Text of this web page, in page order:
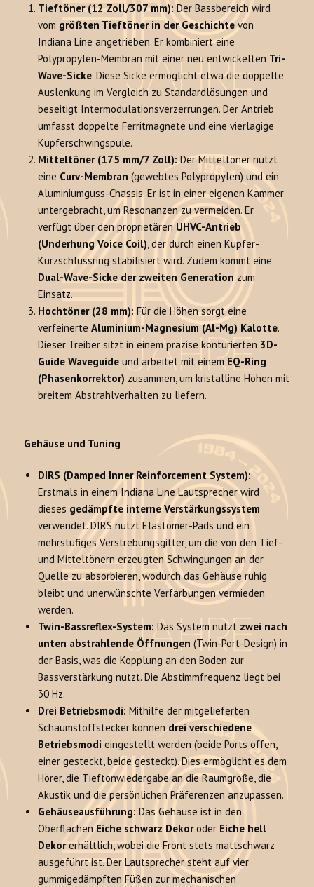
Tieftöner (12 Zoll/307 mm): Der Bassbereich wird
vom größten Tieftöner in der Geschichtevon
Indiana Line angetrieben. Er kombiniert eine
Polypropylen-Membran mit einer neu entwickelten Tri-
Wave-Sicke. Diese Sicke ermöglicht etwa die doppelte
Auslenkung im Vergleich zu Standardlösungen und
beseitigt Intermodulationsverzerrungen. Der Antrieb
umfasst doppelte Ferritmagnete und eine vierlagige
Kupferschwingspule.
Mitteltöner (175 mm/7 Zoll):Der Mitteltöner nutzt
eine Curv-Membran (gewebtes Polypropylen) und ein
Aluminiumguss-Chassis. Er ist in einer eigenen Kammer
untergebracht, um Resonanzen zu vermeiden. Er
verfügt über den proprietärenUHVC-Antrieb
(Underhung Voice Coil), der durch einen Kupfer-
Kurzschlussring stabilisiert wird. Zudem kommt eine
Dual-Wave-Sicke der zweiten Generation zum
Einsatz.
Hochtöner (28 mm): Für die Höhen sorgt eine
verfeinerteAluminium-Magnesium (Al-Mg) Kalotte.
Dieser Treiber sitzt in einem präzise konturierten 3D-
Guide Waveguide und arbeitet mit einem EQ-Ring
(Phasenkorrektor) zusammen, um kristalline Höhen mit
breitem Abstrahlverhalten zu liefern.
Gehäuse und Tuning
DIRS (Damped Inner Reinforcement System):
Erstmals in einem Indiana Line Lautsprecher wird
dieses gedämpfte interne Verstärkungssystem
verwendet. DIRS nutzt Elastomer-Pads und ein
mehrstufiges Verstrebungsgitter, um die von den Tief-
und Mitteltönern erzeugten Schwingungen an der
Quelle zu absorbieren, wodurch das Gehäuse ruhig
bleibt und unerwünschte Verfärbungen vermieden
werden.
Twin-Bassreflex-System: Das System nutzt zwei nach
unten abstrahlende Öffnungen (Twin-Port-Design) in
der Basis, was die Kopplung an den Boden zur
Bassverstärkung nutzt. Die Abstimmfrequenz liegt bei
30 Hz.
Drei Betriebsmodi: Mithilfe der mitgelieferten
Schaumstoffstecker können drei verschiedene
Betriebsmodi eingestellt werden (beide Ports offen,
einer gesteckt, beide gesteckt). Dies ermöglicht es dem
Hörer, die Tieftonwiedergabe an die Raumgröße, die
Akustik und die persönlichen Präferenzen anzupassen.
Gehäuseausführung: Das Gehäuse ist in den
Oberflächen Eiche schwarz Dekoroder Eiche hell
Dekorerhältlich, wobei die Front stets mattschwarz
ausgeführt ist. Der Lautsprecher steht auf vier
gummigedämpften Füßen zur mechanischen